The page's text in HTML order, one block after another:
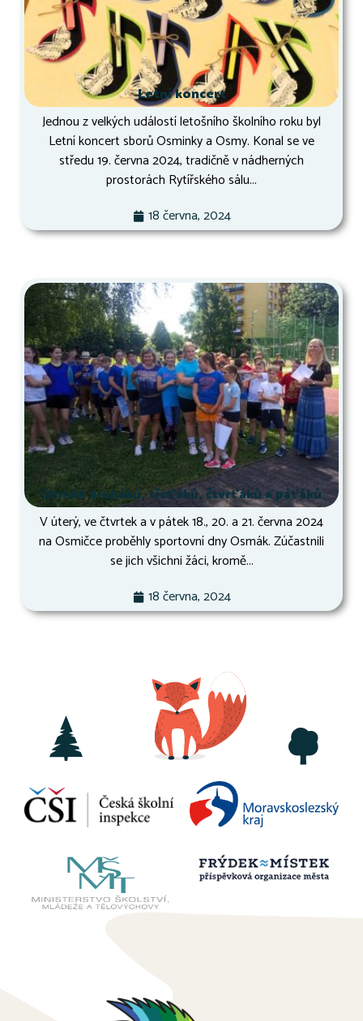
Letní koncert
Jednou z velkých událostí letošního školního roku byl
Letní koncert sborů Osminky a Osmy. Konal se ve
středu 19. června 2024, tradičně v nádherných
prostorách Rytířského sálu...
18 června, 2024
Osmák druháků, třeťáků, čtvrťáků a páťáků
V úterý, ve čtvrtek a v pátek 18., 20. a 21. června 2024
na Osmičce proběhly sportovní dny Osmák. Zúčastnili
se jich všichni žáci, kromě...
18 června, 2024